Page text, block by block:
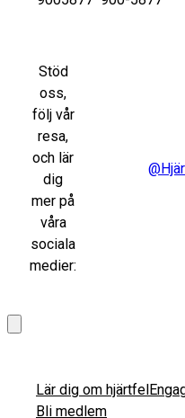
Stöd
oss,
följ vår
resa,
och lär
dig
mer på
våra
sociala
medier:
Lär dig om hjärtfel
Bli medlem